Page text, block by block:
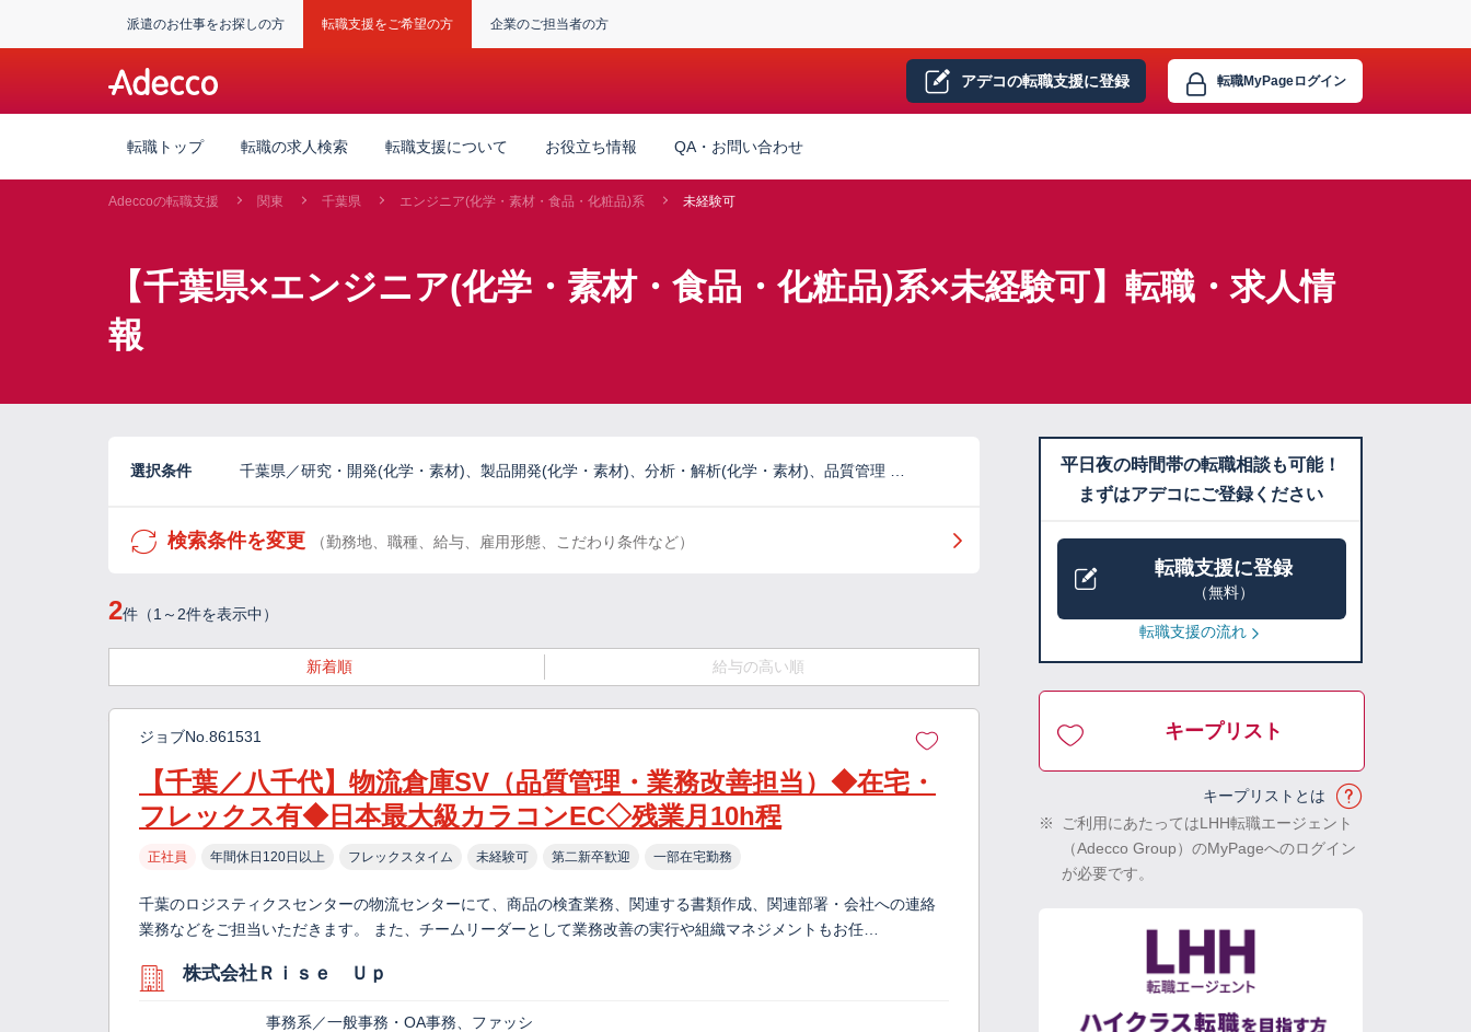
派遣のお仕事をお探しの方 転職支援をご希望の方 企業のご担当者の方
アデコの転職支援に登録 転職MyPageログイン
転職トップ 転職の求人検索 転職支援について お役立ち情報 QA・お問い合わせ
Adeccoの転職支援 関東 千葉県 エンジニア(化学・素材・食品・化粧品)系 未経験可
【千葉県×エンジニア(化学・素材・食品・化粧品)系×未経験可】転職・求人情
報
選択条件 千葉県／研究・開発(化学・素材)、製品開発(化学・素材)、分析・解析(化学・素材)、品質管理 …
検索条件を変更 （勤務地、職種、給与、雇用形態、こだわり条件など）
2件（1～2件を表示中）
新着順 給与の高い順
ジョブNo.861531
【千葉／八千代】物流倉庫SV（品質管理・業務改善担当）◆在宅・
フレックス有◆日本最大級カラコンEC◇残業月10h程
正社員 年間休日120日以上 フレックスタイム 未経験可 第二新卒歓迎 一部在宅勤務
千葉のロジスティクスセンターの物流センターにて、商品の検査業務、関連する書類作成、関連部署・会社への連絡
業務などをご担当いただきます。 また、チームリーダーとして業務改善の実行や組織マネジメントもお任…
株式会社Ｒｉｓｅ Ｕｐ
事務系／一般事務・OA事務、ファッシ
平日夜の時間帯の転職相談も可能！
まずはアデコにご登録ください
転職支援に登録
（無料）
転職支援の流れ
キープリスト
キープリストとは
※
ご利用にあたってはLHH転職エージェント
（Adecco Group）のMyPageへのログイン
が必要です。